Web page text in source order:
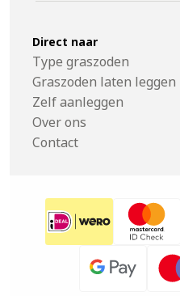
Direct naar
Type graszoden
Graszoden laten leggen
Zelf aanleggen
Over ons
Contact